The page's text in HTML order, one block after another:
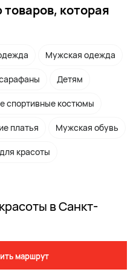
которая
Мужская одежда
Детям
спортивные костюмы
платья Мужская обувь
красоты
в Санкт-
маршрут